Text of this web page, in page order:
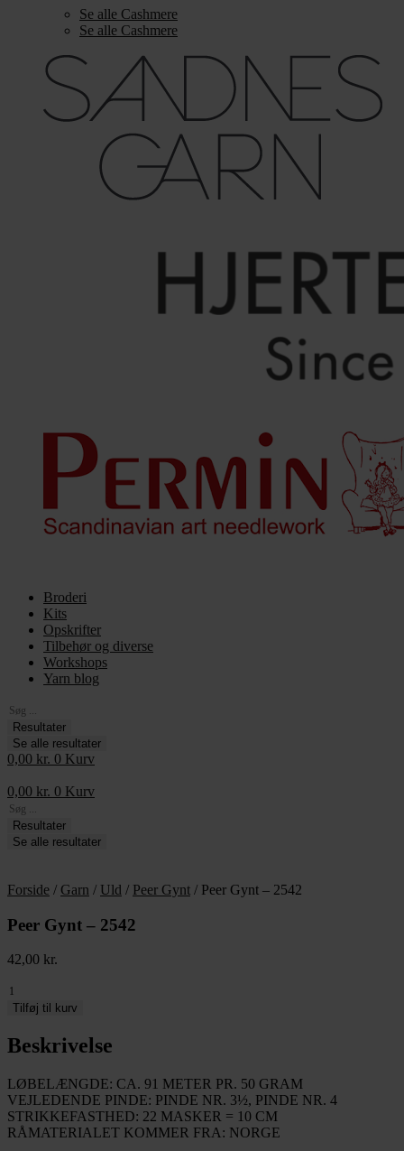
Se alle Cashmere
Se alle Cashmere
Broderi
Kits
Opskrifter
Tilbehør og diverse
Workshops
Yarn blog
Search
...Resultater
Se alle resultater
0,00 kr. 0 Kurv
0,00 kr. 0 Kurv
Search
...Resultater
Se alle resultater
Forside / Garn / Uld / Peer Gynt / Peer Gynt – 2542
Peer Gynt – 2542
42,00 kr.
Peer
Gynt
2542
antal
Tilføj til kurv
Beskrivelse
LØBELÆNGDE: CA. 91 METER PR. 50 GRAM
VEJLEDENDE PINDE: PINDE NR. 3½, PINDE NR. 4
STRIKKEFASTHED: 22 MASKER = 10 CM
RÅMATERIALET KOMMER FRA: NORGE